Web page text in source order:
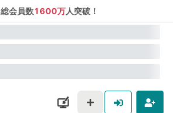
総会員数1600万人突破！